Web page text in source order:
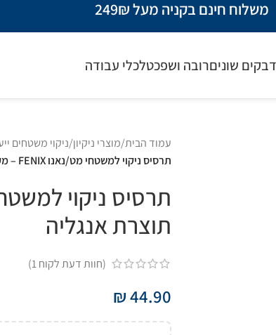
משלוח חינם בקניה מעל 249₪
דבקים שוניםרובה ושפכטלכלי עבודה
עמוד הבית/מוצרי ניקיון/ניקוי משטחים
תרסיס ניקוי למשטחי מט/נאנו FENIX – מקורי תוצרת אנגליה
תוצרת אנגליה
(חוות דעת לקוח1
)
₪44.90